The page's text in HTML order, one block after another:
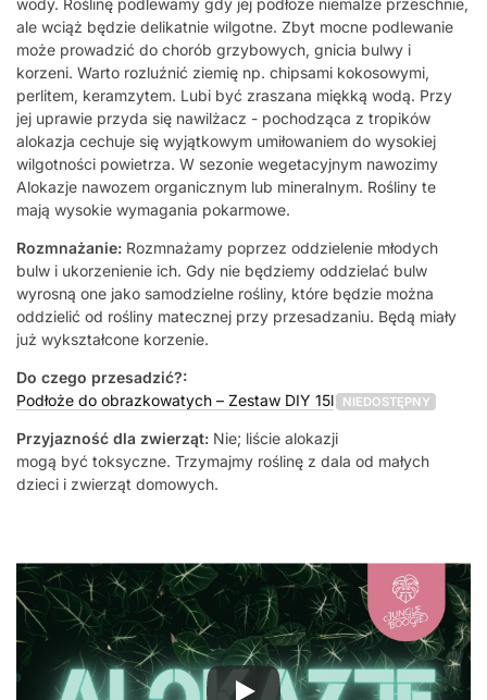
wody. Roślinę podlewamy gdy jej podłoże niemalże przeschnie,
ale wciąż będzie delikatnie wilgotne. Zbyt mocne podlewanie
może prowadzić do chorób grzybowych, gnicia bulwy i
korzeni. Warto rozluźnić ziemię np. chipsami kokosowymi,
perlitem, keramzytem. Lubi być zraszana miękką wodą. Przy
jej uprawie przyda się nawilżacz - pochodząca z tropików
alokazja cechuje się wyjątkowym umiłowaniem do wysokiej
wilgotności powietrza. W sezonie wegetacyjnym nawozimy
Alokazje nawozem organicznym lub mineralnym. Rośliny te
mają wysokie wymagania pokarmowe.
Rozmnażanie: Rozmnażamy poprzez oddzielenie młodych
bulw i ukorzenienie ich. Gdy nie będziemy oddzielać bulw
wyrosną one jako samodzielne rośliny, które będzie można
oddzielić od rośliny matecznej przy przesadzaniu. Będą miały
już wykształcone korzenie.
Do czego przesadzić?:
Podłoże do obrazkowatych – Zestaw DIY 15l
NIEDOSTĘPNY
Przyjazność dla zwierząt: Nie; liście alokazji
mogą być toksyczne. Trzymajmy roślinę z dala od małych
dzieci i zwierząt domowych.